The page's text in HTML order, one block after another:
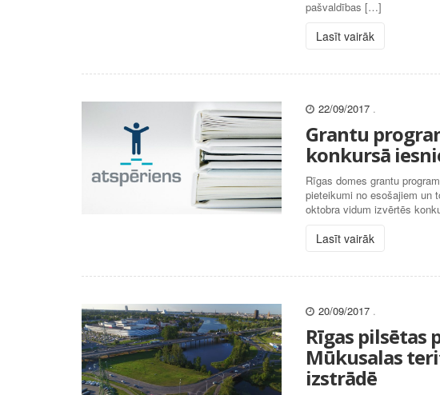
pašvaldības […]
Lasīt vairāk
22/09/2017 .
Grantu
konkursā
Rīgas domes grantu
pieteikumi no esošajiem un
oktobra vidum izvērtēs
Lasīt vairāk
20/09/2017 .
Rīgas pilsētas
Mūkusalas
izstrādē